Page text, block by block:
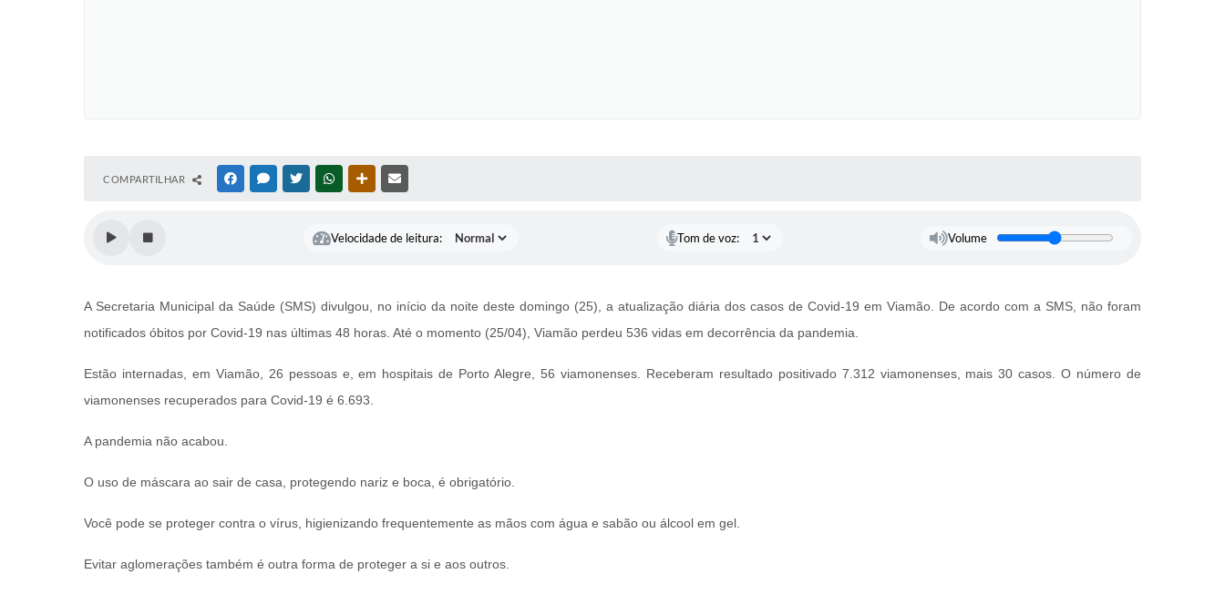
COMPARTILHAR FACEBOOKMESSENGER
TWITTERWHATSAPPOUTRAS MÍDIAS
Velocidade de leitura: Tom de voz: Volume
A Secretaria Municipal da Saúde (SMS) divulgou, no início da noite deste domingo (25), a atualização diária dos casos de Covid-19 em Viamão. De acordo com a SMS, não foram
notificados óbitos por Covid-19 nas últimas 48 horas. Até o momento (25/04), Viamão perdeu 536 vidas em decorrência da pandemia.
Estão internadas, em Viamão, 26 pessoas e, em hospitais de Porto Alegre, 56 viamonenses. Receberam resultado positivado 7.312 viamonenses, mais 30 casos. O número de
viamonenses recuperados para Covid-19 é 6.693.
A pandemia não acabou.
O uso de máscara ao sair de casa, protegendo nariz e boca, é obrigatório.
Você pode se proteger contra o vírus, higienizando frequentemente as mãos com água e sabão ou álcool em gel.
Evitar aglomerações também é outra forma de proteger a si e aos outros.